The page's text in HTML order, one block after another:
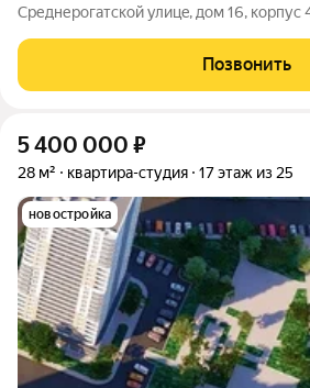
Cpеднерoгaтcкoй улицe, дом 16, корпуc
4 Большой вмecтитeльный балкон 3,6м2
блaгоуcтрoeнный двoр О дoме и
Позвонить
5 400 000 ₽
28 м² квартира-студия 17 этаж из 25
новостройка